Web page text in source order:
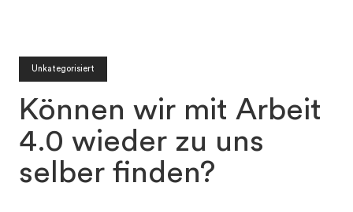
Unkategorisiert
Können wir mit Arbeit
4.0 wieder zu uns
selber finden?